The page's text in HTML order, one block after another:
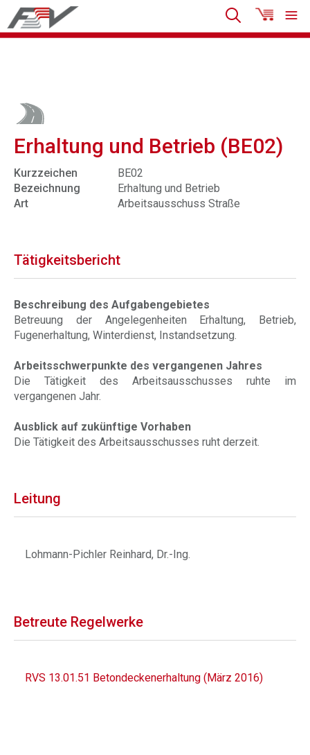
Erhaltung und Betrieb (BE02)
Kurzzeichen
BE02
Bezeichnung
Erhaltung und Betrieb
Art
Arbeitsausschuss Straße
Tätigkeitsbericht
Beschreibung des Aufgabengebietes
Betreuung der Angelegenheiten Erhaltung, Betrieb,
Fugenerhaltung, Winterdienst, Instandsetzung.
Arbeitsschwerpunkte des vergangenen Jahres
Die Tätigkeit des Arbeitsausschusses ruhte im
vergangenen Jahr.
Ausblick auf zukünftige Vorhaben
Die Tätigkeit des Arbeitsausschusses ruht derzeit.
Leitung
Lohmann-Pichler Reinhard, Dr.-Ing.
Betreute Regelwerke
RVS 13.01.51 Betondeckenerhaltung (März 2016)